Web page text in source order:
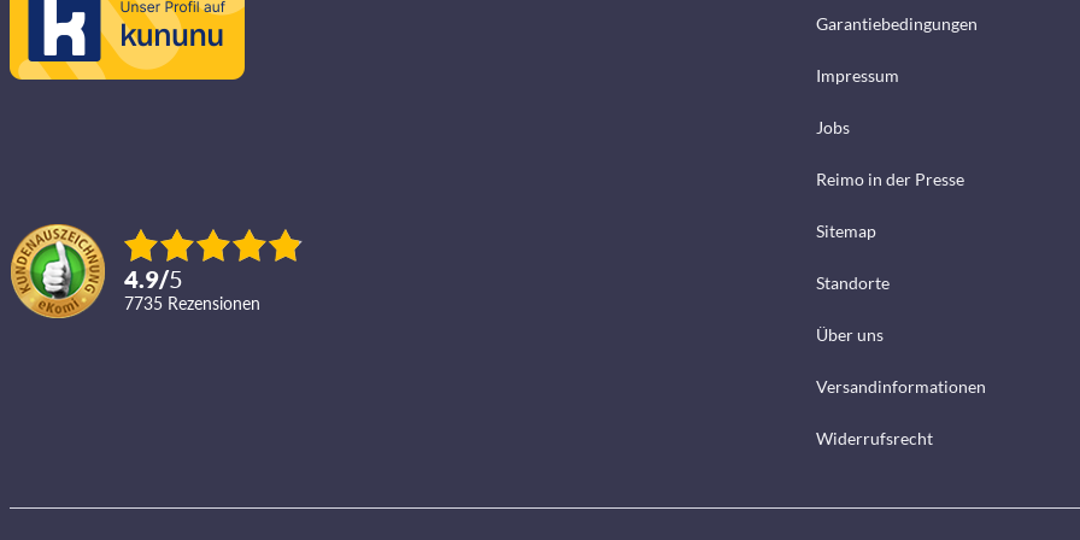
4.9/5
7735 Rezensionen
Garantiebedingungen
Impressum
Jobs
Reimo in der Presse
Sitemap
Standorte
Über uns
Versandinformationen
Widerrufsrecht